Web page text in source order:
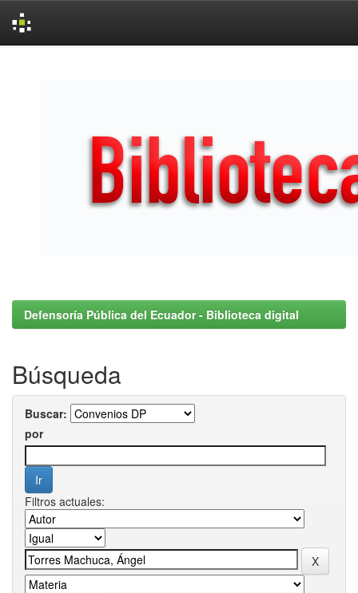
Defensoría Pública del Ecuador - Biblioteca digital
Búsqueda
Buscar:
por
Filtros actuales: